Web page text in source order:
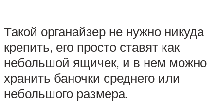
Такой органайзер не нужно никуда
крепить, его просто ставят как
небольшой ящичек, и в нем можно
хранить баночки среднего или
небольшого размера.